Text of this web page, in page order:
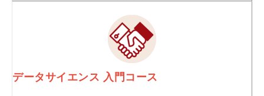
データサイエンス 入門コース